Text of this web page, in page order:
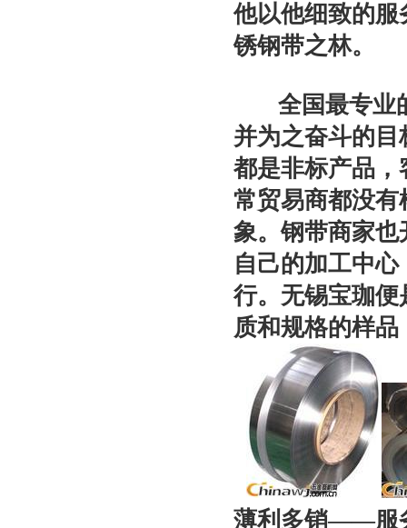
他以他细致的
锈钢带之林。
全国最专业的
并为之奋斗的
都是非标产品
常贸易商都没
象。钢带商家
自己的加工中
行。无锡宝珈
质和规格的样
薄利多销——服